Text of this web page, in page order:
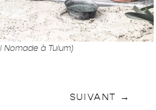
Nomade à Tulum)
SUIVANT →